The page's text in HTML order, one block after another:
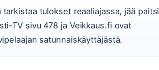
tulokset reaaliajassa, jää paitsi
TV sivu 478 ja Veikkaus.fi ovat
satunnaiskäyttäjästä.